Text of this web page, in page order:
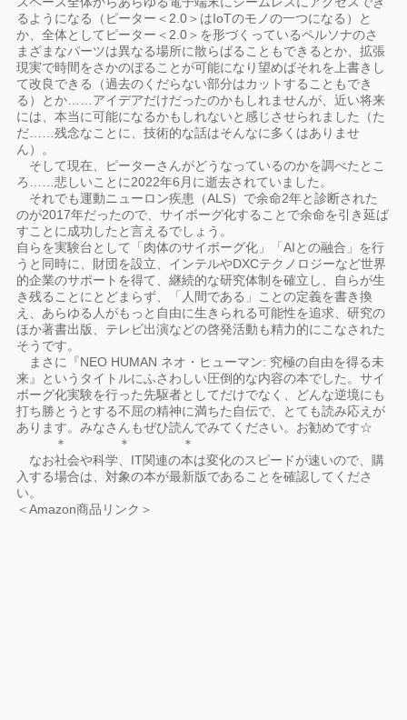
るようになる（ピーター＜2.0＞はIoTのモノの一つになる）と
か、全体としてピーター＜2.0＞を形づくっているペルソナのさ
まざまなパーツは異なる場所に散らばることもできるとか、拡張
現実で時間をさかのぼることが可能になり望めばそれを上書きし
て改良できる（過去のくだらない部分はカットすることもでき
る）とか……アイデアだけだったのかもしれませんが、近い将来
には、本当に可能になるかもしれないと感じさせられました（た
だ……残念なことに、技術的な話はそんなに多くはありませ
ん）。
そして現在、ピーターさんがどうなっているのかを調べたとこ
ろ……悲しいことに2022年6月に逝去されていました。
それでも運動ニューロン疾患（ALS）で余命2年と診断された
のが2017年だったので、サイボーグ化することで余命を引き延ば
すことに成功したと言えるでしょう。
自らを実験台として「肉体のサイボーグ化」「AIとの融合」を行
うと同時に、財団を設立、インテルやDXCテクノロジーなど世界
的企業のサポートを得て、継続的な研究体制を確立し、自らが生
き残ることにとどまらず、「人間である」ことの定義を書き換
え、あらゆる人がもっと自由に生きられる可能性を追求、研究の
ほか著書出版、テレビ出演などの啓発活動も精力的にこなされた
そうです。
まさに『NEO HUMAN ネオ・ヒューマン: 究極の自由を得る未
来』というタイトルにふさわしい圧倒的な内容の本でした。サイ
ボーグ化実験を行った先駆者としてだけでなく、どんな逆境にも
打ち勝とうとする不屈の精神に満ちた自伝で、とても読み応えが
あります。みなさんもぜひ読んでみてください。お勧めです☆
＊ ＊ ＊
なお社会や科学、IT関連の本は変化のスピードが速いので、購
入する場合は、対象の本が最新版であることを確認してくださ
い。
＜Amazon商品リンク＞